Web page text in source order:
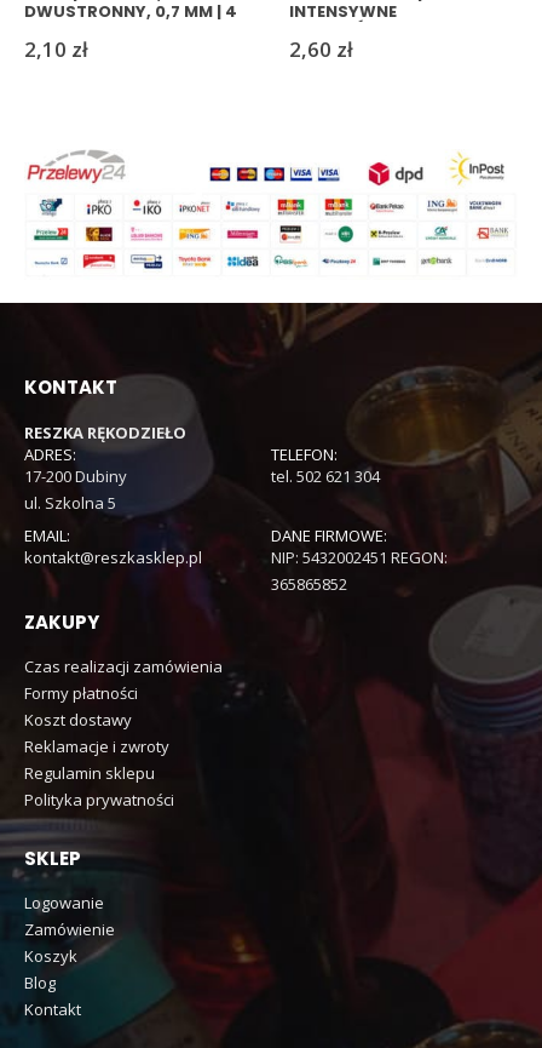
DWUSTRONNY, 0,7 MM | 4
2,10 zł
INTENSYWNE
2,60 zł
KONTAKT
RESZKA RĘKODZIEŁO
ADRES:
17-200 Dubiny
ul. Szkolna 5
TELEFON:
tel. 502 621 304
EMAIL:
kontakt@reszkasklep.pl
DANE FIRMOWE:
NIP: 5432002451 REGON:
365865852
ZAKUPY
Czas realizacji zamówienia
Formy płatności
Koszt dostawy
Reklamacje i zwroty
Regulamin sklepu
Polityka prywatności
SKLEP
Logowanie
Zamówienie
Koszyk
Blog
Kontakt